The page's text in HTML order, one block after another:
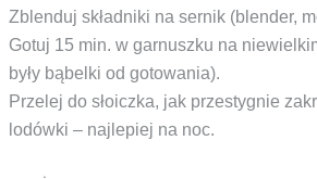
Zblenduj składniki na sernik (blender,
Gotuj 15 min. w garnuszku na
były bąbelki od gotowania).
Przelej do słoiczka, jak przestygnie
lodówki – najlepiej na noc.